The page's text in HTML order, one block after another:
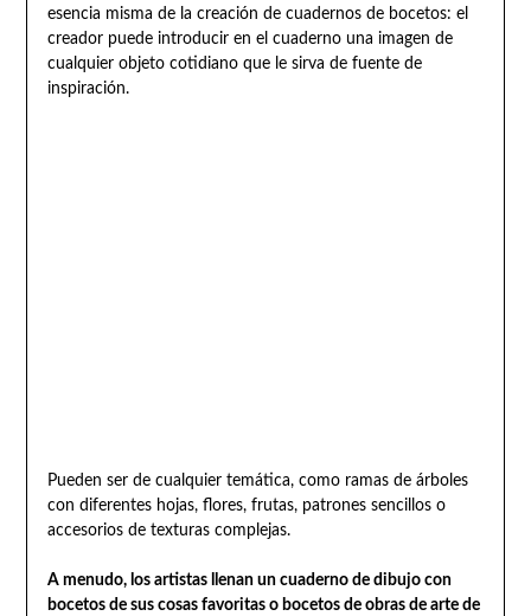
esencia misma de la creación de cuadernos de bocetos: el
creador puede introducir en el cuaderno una imagen de
cualquier objeto cotidiano que le sirva de fuente de
inspiración.
Pueden ser de cualquier temática, como ramas de árboles
con diferentes hojas, flores, frutas, patrones sencillos o
accesorios de texturas complejas.
A menudo, los artistas llenan un cuaderno de dibujo con
bocetos de sus cosas favoritas o bocetos de obras de arte de